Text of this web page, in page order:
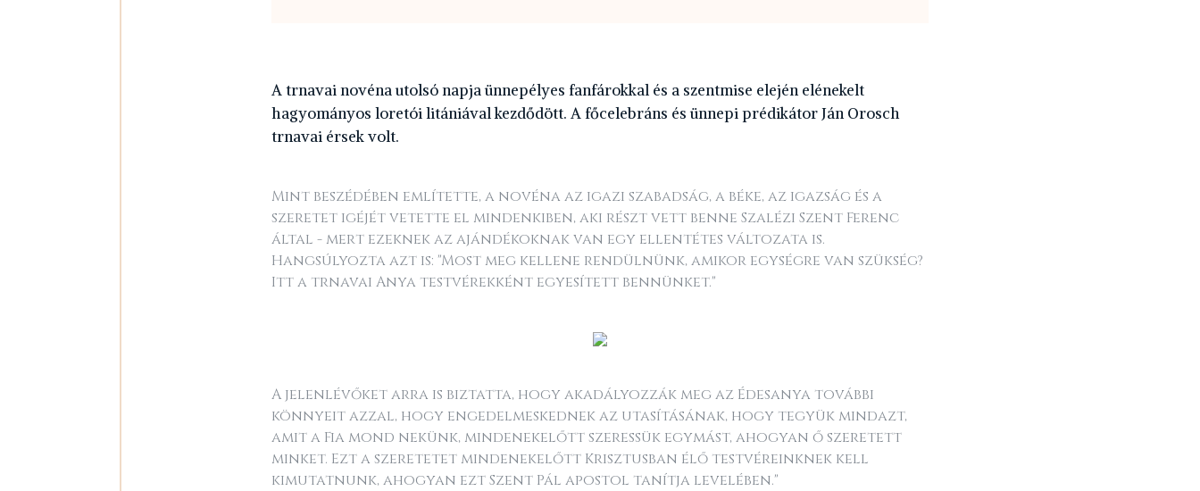
A trnavai novéna utolsó napja ünnepélyes fanfárokkal és a szentmise elején elénekelt
hagyományos loretói litániával kezdődött. A főcelebráns és ünnepi prédikátor Ján Orosch
trnavai érsek volt.
Mint beszédében említette, a novéna az igazi szabadság, a béke, az igazság és a
szeretet igéjét vetette el mindenkiben, aki részt vett benne Szalézi Szent Ferenc
által - mert ezeknek az ajándékoknak van egy ellentétes változata is.
Hangsúlyozta azt is: "Most meg kellene rendülnünk, amikor egységre van szükség?
Itt a trnavai Anya testvérekként egyesített bennünket."
A jelenlévőket arra is biztatta, hogy akadályozzák meg az Édesanya további
könnyeit azzal, hogy engedelmeskednek az utasításának, hogy tegyük mindazt,
amit a Fia mond nekünk, mindenekelőtt szeressük egymást, ahogyan ő szeretett
minket. Ezt a szeretetet mindenekelőtt Krisztusban élő testvéreinknek kell
kimutatnunk, ahogyan ezt Szent Pál apostol tanítja levelében."